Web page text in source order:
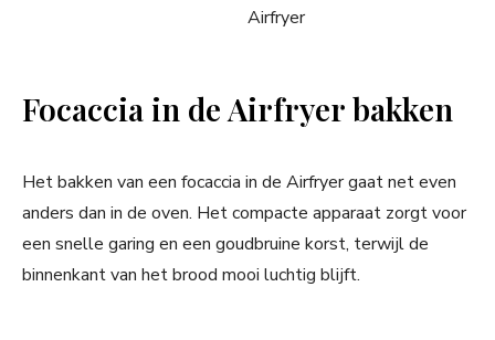
Focaccia in de Airfryer bakken
Het bakken van een focaccia in de Airfryer gaat net even
anders dan in de oven. Het compacte apparaat zorgt voor
een snelle garing en een goudbruine korst, terwijl de
binnenkant van het brood mooi luchtig blijft.